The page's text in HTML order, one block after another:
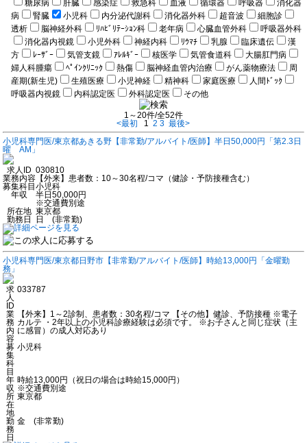
糖尿病
肝臓 感染症 救急科 血液 循環器 呼吸器
消化器
病
腎臓 小児科 内分泌代謝科 消化器外科 超音波
細胞診
透析
脳神経外科 ﾘﾊﾋﾞﾘﾃｰｼｮﾝ科 老年病 心臓血管外科
呼吸器外科
消化器内視鏡
小児外科 神経内科 ﾘｳﾏﾁ 乳腺 臨床遺伝
漢
方
ﾚｰｻﾞｰ 気管支鏡 ｱﾚﾙｷﾞｰ 核医学 気管食道科
大腸肛門病
婦人科腫瘍
ﾍﾟｲﾝｸﾘﾆｯｸ 熱傷 脳神経血管内治療 がん薬物療法
周
産期(新生児)
生殖医療 小児神経 精神科 家庭医療
人間ﾄﾞｯｸ
呼吸器内視鏡
内科認定医 外科認定医 その他
1～20件/全52件
<最初
1 2 3 最後>
小児科専門医/東京都あきる野【非常勤/アルバイト/医師】半日50,000円「第2.3日
曜 AM」
求人ID 030810
業務内容 【外来】患者数：10～30名程/コマ（健診・予防接種含む）
募集科目小児科
年収
半日50,000円
※交通費別途
所在地 東京都
勤務日
日 (非常勤)
小児科専門医/東京都日野市【非常勤/アルバイト/医師】時給13,000円「金曜勤
務」
求
人
ID
033787
業
務
内
容
【外来】1～2診制、患者数：30名程/コマ 【その他】健診、予防接種 ※電子
カルテ ・2年以上の小児科診療経験は必須です。 ※お子さんと同じ症状（主
に感冒）の成人対応あり
募
集
科
目
小児科
年
収
時給13,000円（祝日の場合は時給15,000円）
※交通費別途
所
在
地
東京都
勤
務
日
金 (非常勤)